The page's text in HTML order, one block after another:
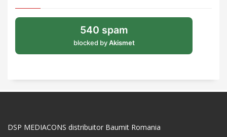
540 spam
blocked byAkismet
DSP MEDIACONS distribuitor Baumit Romania